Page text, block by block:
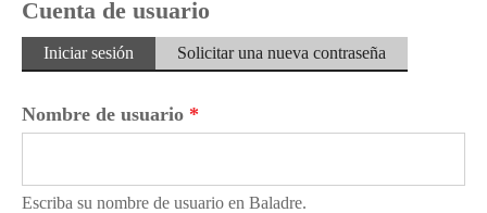
Cuenta de usuario
Solapas principales
Iniciar sesión (solapaSolicitar una nueva contraseña
Nombre de usuario *
Escriba su nombre de usuario en Baladre.